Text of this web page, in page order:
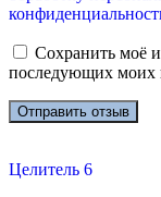
Сохранить моё
последующих моих
Целитель 6